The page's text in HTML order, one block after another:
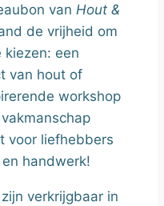
van Hout &
de vrijheid om
een
van hout of
workshop
voor liefhebbers
handwerk!
verkrijgbaar in